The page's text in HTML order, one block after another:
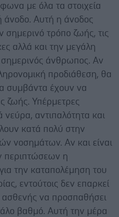
με όλα τα στοιχεία
Αυτή η άνοδος
σημερινό τρόπο ζωής, τις
αλλά και την μεγάλη
σημερινός άνθρωπος. Αν
προδιάθεση, θα
συμβάντα έχουν να
ζωής. Υπέρμετρες
νεύρα, αντιπαλότητα και
κατά πολύ στην
νοσημάτων. Αν και είναι
περιπτώσεων η
την καταπολέμηση του
εντούτοις δεν επαρκεί
να προσπαθήσει
βαθμό. Αυτή την μέρα